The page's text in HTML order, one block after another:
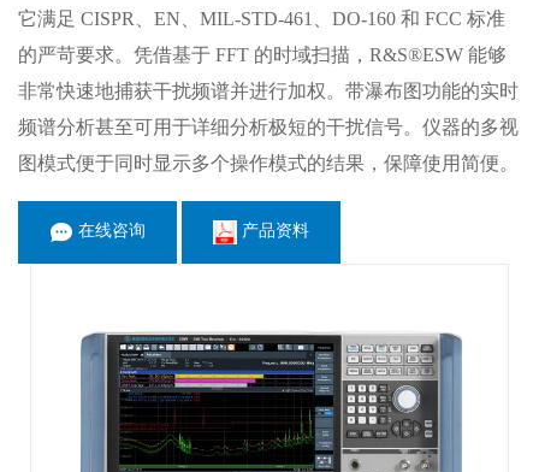
它满足 CISPR、EN、MIL‑STD-461、DO‑160 和 FCC 标准
的严苛要求。凭借基于 FFT 的时域扫描，R&S®ESW 能够
非常快速地捕获干扰频谱并进行加权。带瀑布图功能的实时
频谱分析甚至可用于详细分析极短的干扰信号。仪器的多视
图模式便于同时显示多个操作模式的结果，保障使用简便。
在线咨询 产品资料